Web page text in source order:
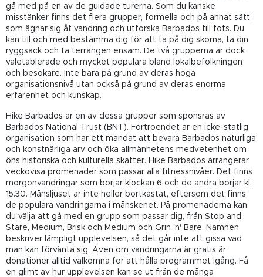
gå med på en av de guidade turerna. Som du kanske
misstänker finns det flera grupper, formella och på annat sätt,
som ägnar sig åt vandring och utforska Barbados till fots. Du
kan till och med bestämma dig för att ta på dig skorna, ta din
ryggsäck och ta terrängen ensam. De två grupperna är dock
väletablerade och mycket populära bland lokalbefolkningen
och besökare. Inte bara på grund av deras höga
organisationsnivå utan också på grund av deras enorma
erfarenhet och kunskap.
Hike Barbados är en av dessa grupper som sponsras av
Barbados National Trust (BNT). Förtroendet är en icke-statlig
organisation som har ett mandat att bevara Barbados naturliga
och konstnärliga arv och öka allmänhetens medvetenhet om
öns historiska och kulturella skatter. Hike Barbados arrangerar
veckovisa promenader som passar alla fitnessnivåer. Det finns
morgonvandringar som börjar klockan 6 och de andra börjar kl.
15.30. Månsljuset är inte heller bortkastat, eftersom det finns
de populära vandringarna i månskenet. På promenaderna kan
du välja att gå med en grupp som passar dig, från Stop and
Stare, Medium, Brisk och Medium och Grin 'n' Bare. Namnen
beskriver lämpligt upplevelsen, så det går inte att gissa vad
man kan förvänta sig. Även om vandringarna är gratis är
donationer alltid välkomna för att hålla programmet igång. Få
en glimt av hur upplevelsen kan se ut från de många